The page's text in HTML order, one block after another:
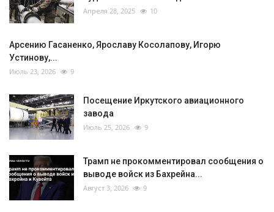
Апреля 28, 2025 10
Арсению Гасаненко, Ярославу Косолапову, Игорю
Устинову,...
Июль 23, 2026 9
Посещение Иркутского авиационного
завода
Июль 25, 2026 9
Трамп не прокомментировал сообщения о
выводе войск из Бахрейна...
Август 3, 2026 9